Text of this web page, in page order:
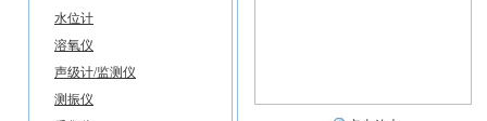
水位计
溶氧仪
声级计/监测仪
测振仪